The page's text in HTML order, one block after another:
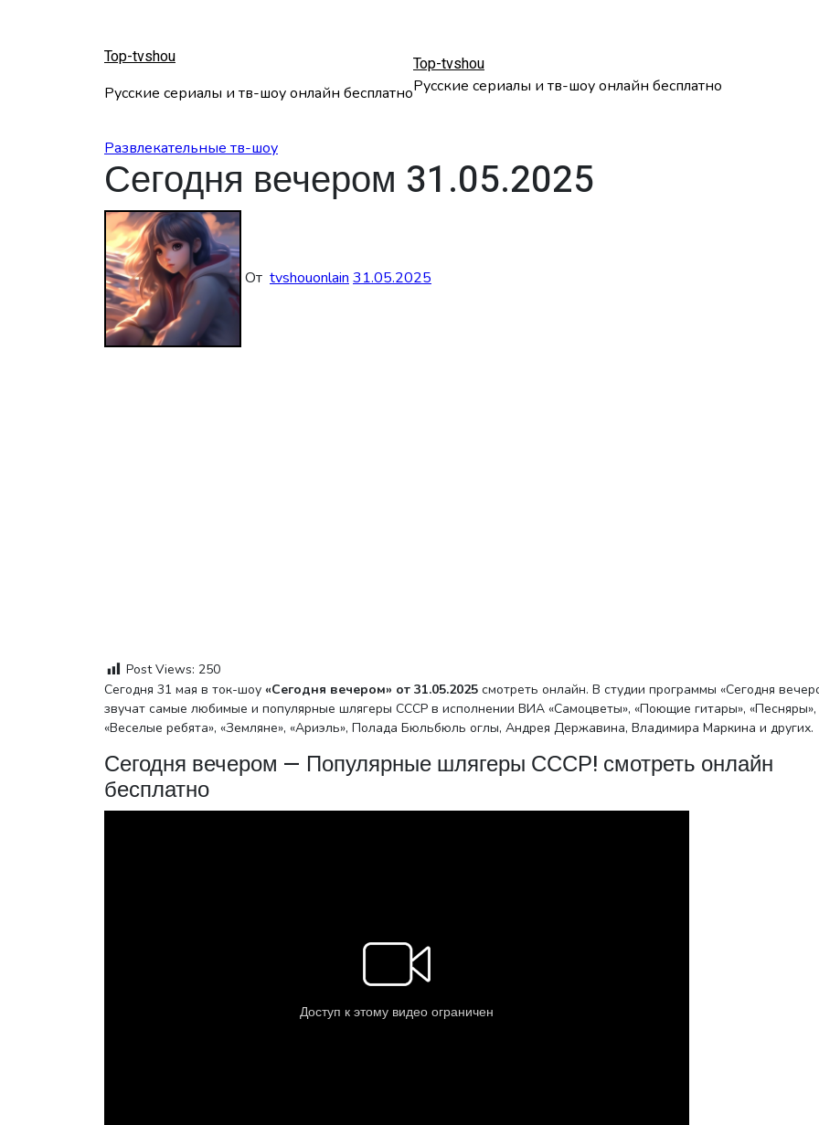
Top-tvshou
Русские сериалы и тв-шоу онлайн бесплатно
Top-tvshou
Русские сериалы и тв-шоу онлайн бесплатно
Развлекательные тв-шоу
Сегодня вечером 31.05.2025
От tvshouonlain 31.05.2025
Post Views: 250
Сегодня 31 мая в ток-шоу «Сегодня вечером» от 31.05.2025 смотреть онлайн. В студии программы «Сегодня
звучат самые любимые и популярные шлягеры СССР в исполнении ВИА «Самоцветы», «Поющие гитары», «Песняры»,
«Веселые ребята», «Земляне», «Ариэль», Полада Бюльбюль оглы, Андрея Державина, Владимира Маркина и других.
Сегодня вечером — Популярные шлягеры СССР! смотреть онлайн
бесплатно